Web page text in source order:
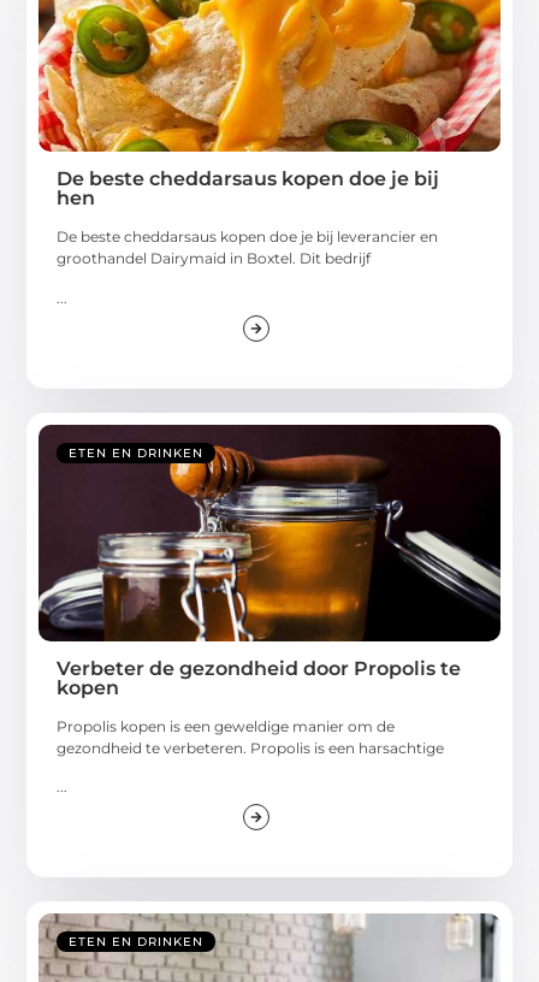
De beste cheddarsaus kopen doe je bij
hen
De beste cheddarsaus kopen doe je bij leverancier en
groothandel Dairymaid in Boxtel. Dit bedrijf
ETEN EN DRINKEN
Verbeter de gezondheid door Propolis te
kopen
Propolis kopen is een geweldige manier om de
gezondheid te verbeteren. Propolis is een harsachtige
...
ETEN EN DRINKEN